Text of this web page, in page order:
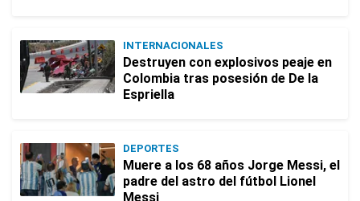
INTERNACIONALES
Destruyen con explosivos peaje en
Colombia tras posesión de De la
Espriella
DEPORTES
Muere a los 68 años Jorge Messi, el
padre del astro del fútbol Lionel
Messi